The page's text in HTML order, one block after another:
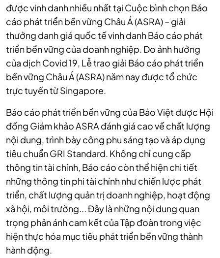
được vinh danh nhiều nhất tại Cuộc bình chọn Báo
cáo phát triển bền vững Châu Á (ASRA) – giải
thưởng danh giá quốc tế vinh danh Báo cáo phát
triển bền vững của doanh nghiệp. Do ảnh hưởng
của dịch Covid 19, Lễ trao giải Báo cáo phát triển
bền vững Châu Á (ASRA) năm nay được tổ chức
trực tuyến từ Singapore.
Báo cáo phát triển bền vững của Bảo Việt được Hội
đồng Giám khảo ASRA đánh giá cao về chất lượng
nội dung, trình bày công phu sáng tạo và áp dụng
tiêu chuẩn GRI Standard. Không chỉ cung cấp
thông tin tài chính, Báo cáo còn thể hiện chi tiết
những thông tin phi tài chính như chiến lược phát
triển, chất lượng quản trị doanh nghiệp, hoạt động
xã hội, môi trường... Đây là những nội dung quan
trọng phản ánh cam kết của Tập đoàn trong việc
hiện thực hóa mục tiêu phát triển bền vững thành
hành động.